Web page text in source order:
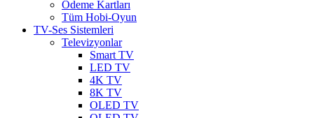
Ödeme Kartları
Tüm Hobi-Oyun
TV-Ses Sistemleri
Televizyonlar
Smart TV
LED TV
4K TV
8K TV
OLED TV